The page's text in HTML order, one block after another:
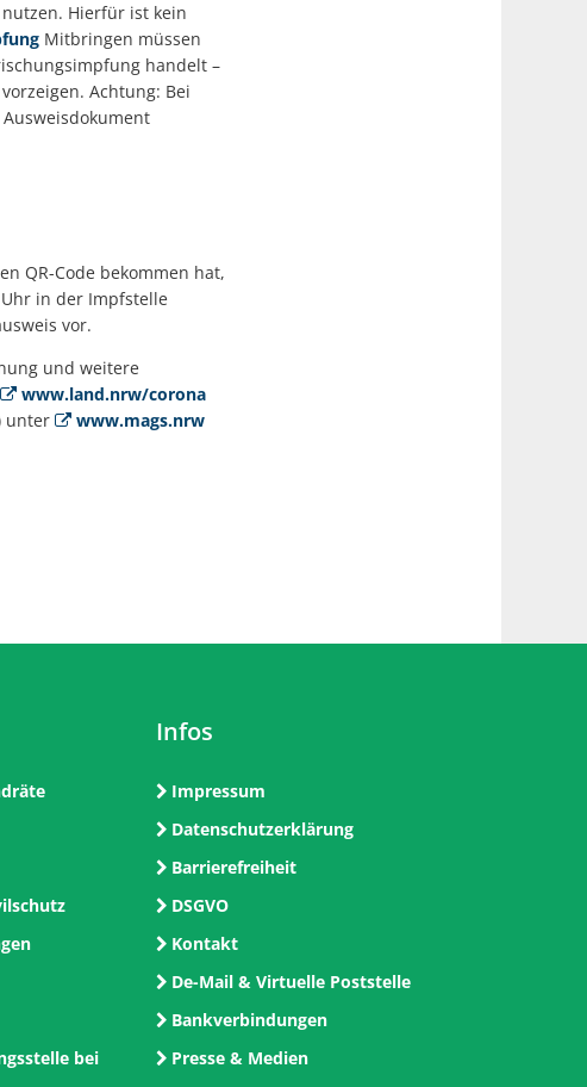
Hierfür ist kein
Mitbringen müssen
handelt –
Achtung: Bei
QR-Code bekommen hat,
in der Impfstelle
vor.
und weitere
www.land.nrw/corona
unter
www.mags.nrw
bei
Infos
Impressum
Datenschutzerklärung
Barrierefreiheit
DSGVO
Kontakt
De-Mail & Virtuelle Poststelle
Bankverbindungen
Presse & Medien